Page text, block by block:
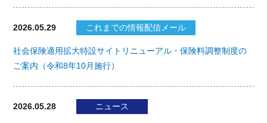
2026.05.29 これまでの情報配信メール
社会保険適用拡大特設サイトリニューアル・保険料調整制度の
ご案内（令和8年10月施行）
2026.05.28 ニュース